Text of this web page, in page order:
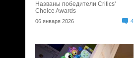
Названы победители Critics'
Choice Awards
06 января 2026 4